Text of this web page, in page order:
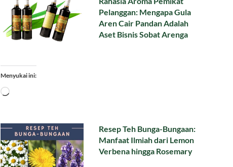
Pelanggan: Mengapa Gula
Aren Cair Pandan Adalah
Aset Bisnis Sobat Arenga
Menyukai ini:
Memuat...
Resep Teh Bunga-Bungaan:
Manfaat Ilmiah dari Lemon
Verbena hingga Rosemary